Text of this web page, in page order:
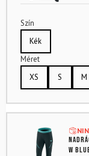
Szín
Kék
Méret
XS
S M
W